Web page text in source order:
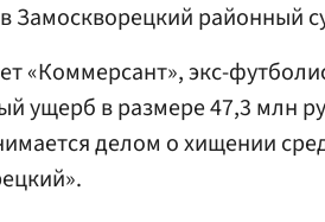
в Замоскворецкий районный
«Коммерсант», экс-
ущерб в размере 47,3 млн
делом о хищении